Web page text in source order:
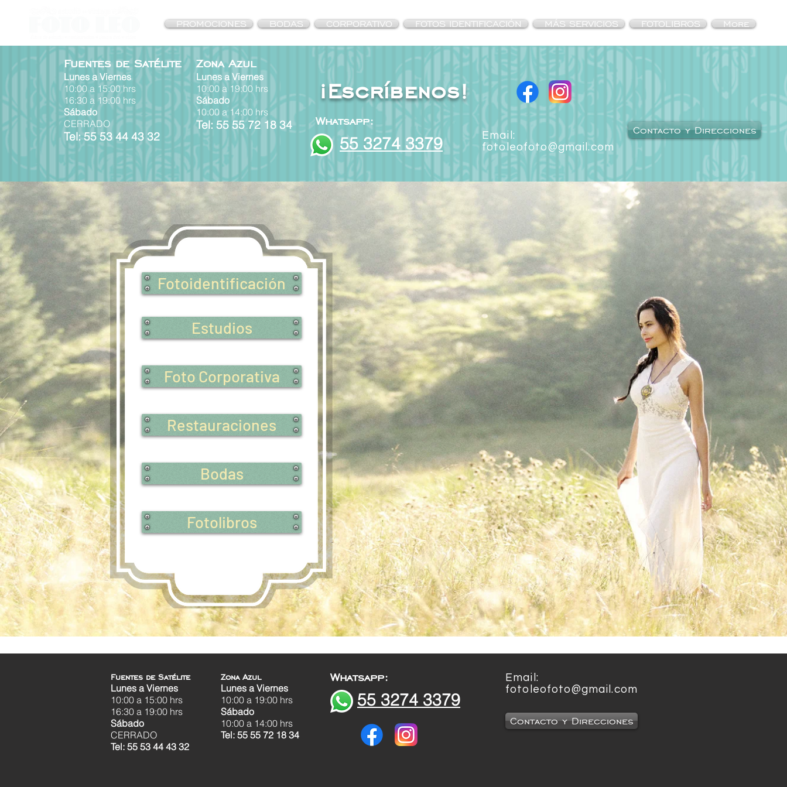
PROMOCIONES BODAS CORPORATIVO FOTOS IDENTIFICACIÓN MÁS SERVICIOS FOTOLIBROS More
Fuentes de Satélite
Lunes a Viernes
10:00 a 15:00 hrs
16:30 a 19:00 hrs
Sábado
CERRADO
Tel: 55 53 44 43 32
Zona Azul
Lunes a Viernes
10:00 a 19:00 hrs
Sábado
10:00 a 14:00 hrs
Tel: 55 55 72 18 34
¡Escríbenos!
Whatsapp:
55 3274 3379
Email:
fotoleofoto@gmail.com
Contacto y Direcciones
Estudios
Bodas
Fotoidentificación
Fotolibros
Foto Corporativa
Restauraciones
Fuentes de Satélite
Lunes a Viernes
10:00 a 15:00 hrs
16:30 a 19:00 hrs
Sábado
CERRADO
Tel: 55 53 44 43 32
Zona Azul
Lunes a Viernes
10:00 a 19:00 hrs
Sábado
10:00 a 14:00 hrs
Tel: 55 55 72 18 34
Whatsapp:
55 3274 3379
Email:
fotoleofoto@gmail.com
Contacto y Direcciones